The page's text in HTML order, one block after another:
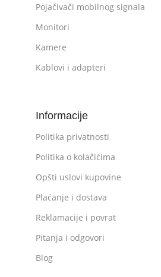
Pojačivači mobilnog signala
Monitori
Kamere
Kablovi i adapteri
Informacije
Politika privatnosti
Politika o kolačićima
Opšti uslovi kupovine
Plaćanje i dostava
Reklamacije i povrat
Pitanja i odgovori
Blog